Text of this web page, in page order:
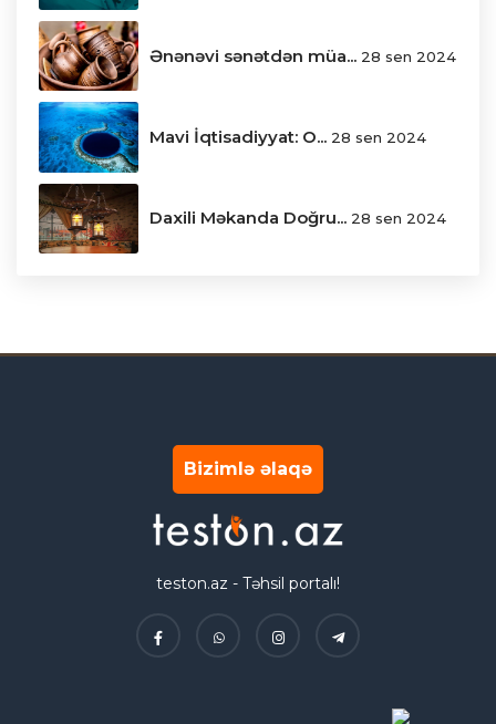
Ənənəvi sənətdən müa... 28 sen 2024
Mavi İqtisadiyyat: O... 28 sen 2024
Daxili Məkanda Doğru... 28 sen 2024
Bizimlə əlaqə
teston.az - Təhsil portalı!